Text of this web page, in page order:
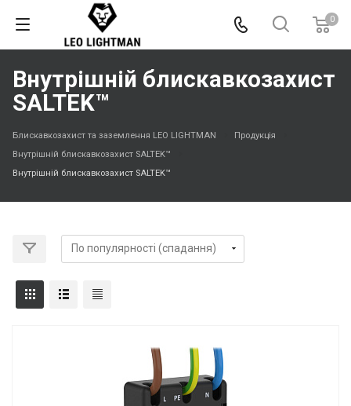
0
Внутрішній блискавкозахист
SALTEK™
Блискавкозахист та заземлення LEO LIGHTMAN
Продукція
Внутрішній блискавкозахист SALTEK™
Внутрішній блискавкозахист SALTEK™